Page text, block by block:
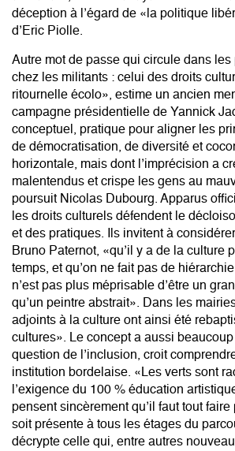
déception à l’égard de «la politique
d’Eric Piolle.
Autre mot de passe qui circule dans les
chez les militants : celui des droits
ritournelle écolo», estime un ancien
campagne présidentielle de Yannick
conceptuel, pratique pour aligner les
de démocratisation, de diversité et
horizontale, mais dont l’imprécision a
malentendus et crispe les gens au
poursuit Nicolas Dubourg. Apparus
les droits culturels défendent le
et des pratiques. Ils invitent à
Bruno Paternot, «qu’il y a de la culture
temps, et qu’on ne fait pas de
n’est pas plus méprisable d’être un
qu’un peintre abstrait». Dans les
adjoints à la culture ont ainsi été
cultures». Le concept a aussi
question de l’inclusion, croit
institution bordelaise. «Les verts sont
l’exigence du 100 % éducation
pensent sincèrement qu’il faut tout
soit présente à tous les étages du
décrypte celle qui, entre autres